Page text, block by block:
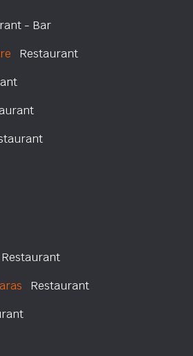
- Bar
Restaurant
Restaurant
Restaurant